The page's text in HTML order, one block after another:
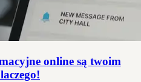
online są twoim